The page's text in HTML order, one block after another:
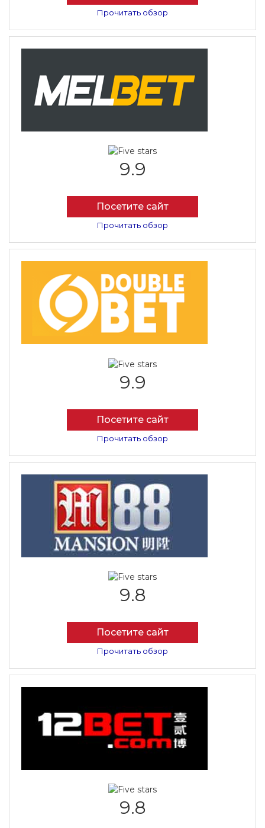
Прочитать обзор
9.9
Посетите сайт
Прочитать обзор
9.9
Посетите сайт
Прочитать обзор
9.8
Посетите сайт
Прочитать обзор
9.8